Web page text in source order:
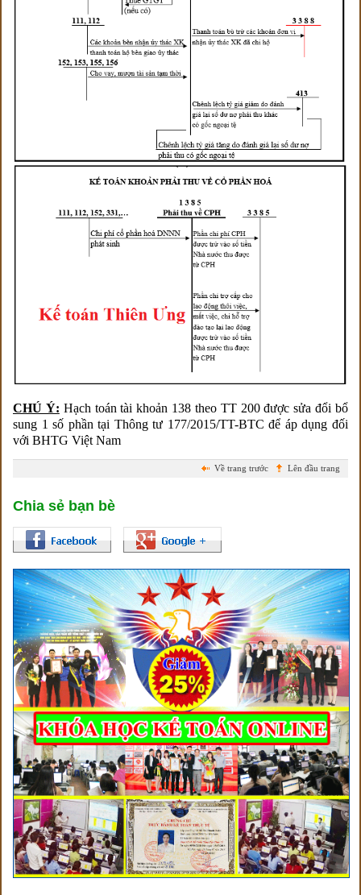
CHÚ Ý: Hạch toán tài khoản 138 theo TT 200 được sửa đổi bổ
sung 1 số phần tại Thông tư 177/2015/TT-BTC để áp dụng đối
với BHTG Việt Nam
Lên đầu trang
Về trang trước
Chia sẻ bạn bè